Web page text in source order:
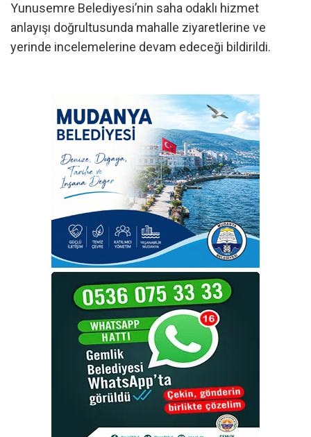
Yunusemre Belediyesi’nin saha odaklı hizmet
anlayışı doğrultusunda mahalle ziyaretlerine ve
yerinde incelemelerine devam edeceği bildirildi.